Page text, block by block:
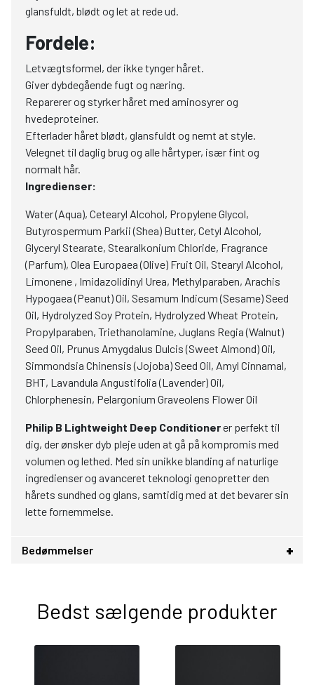
glansfuldt, blødt og let at rede ud.
Fordele:
Letvægtsformel, der ikke tynger håret.
Giver dybdegående fugt og næring.
Reparerer og styrker håret med aminosyrer og
hvedeproteiner.
Efterlader håret blødt, glansfuldt og nemt at style.
Velegnet til daglig brug og alle hårtyper, især fint og
normalt hår.
Ingredienser:
Water (Aqua), Cetearyl Alcohol, Propylene Glycol,
Butyrospermum Parkii (Shea) Butter, Cetyl Alcohol,
Glyceryl Stearate, Stearalkonium Chloride, Fragrance
(Parfum), Olea Europaea (Olive) Fruit Oil, Stearyl Alcohol,
Limonene , Imidazolidinyl Urea, Methylparaben, Arachis
Hypogaea (Peanut) Oil, Sesamum Indicum (Sesame) Seed
Oil, Hydrolyzed Soy Protein, Hydrolyzed Wheat Protein,
Propylparaben, Triethanolamine, Juglans Regia (Walnut)
Seed Oil, Prunus Amygdalus Dulcis (Sweet Almond) Oil,
Simmondsia Chinensis (Jojoba) Seed Oil, Amyl Cinnamal,
BHT, Lavandula Angustifolia (Lavender) Oil,
Chlorphenesin, Pelargonium Graveolens Flower Oil
Philip B Lightweight Deep Conditionerer perfekt til
dig, der ønsker dyb pleje uden at gå på kompromis med
volumen og lethed. Med sin unikke blanding af naturlige
ingredienser og avanceret teknologi genopretter den
hårets sundhed og glans, samtidig med at det bevarer sin
lette fornemmelse.
Bedømmelser
Bedst sælgende produkter